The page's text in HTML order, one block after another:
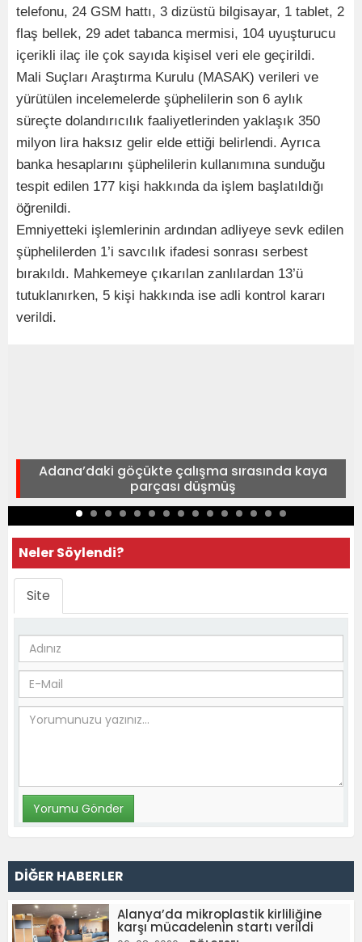
telefonu, 24 GSM hattı, 3 dizüstü bilgisayar, 1 tablet, 2
flaş bellek, 29 adet tabanca mermisi, 104 uyuşturucu
içerikli ilaç ile çok sayıda kişisel veri ele geçirildi.
Mali Suçları Araştırma Kurulu (MASAK) verileri ve
yürütülen incelemelerde şüphelilerin son 6 aylık
süreçte dolandırıcılık faaliyetlerinden yaklaşık 350
milyon lira haksız gelir elde ettiği belirlendi. Ayrıca
banka hesaplarını şüphelilerin kullanımına sunduğu
tespit edilen 177 kişi hakkında da işlem başlatıldığı
öğrenildi.
Emniyetteki işlemlerinin ardından adliyeye sevk edilen
şüphelilerden 1’i savcılık ifadesi sonrası serbest
bırakıldı. Mahkemeye çıkarılan zanlılardan 13’ü
tutuklanırken, 5 kişi hakkında ise adli kontrol kararı
verildi.
Adana’daki göçükte çalışma sırasında kaya
parçası düşmüş
Neler Söylendi?
Site
DİĞER HABERLER
Alanya’da mikroplastik kirliliğine
karşı mücadelenin startı verildi